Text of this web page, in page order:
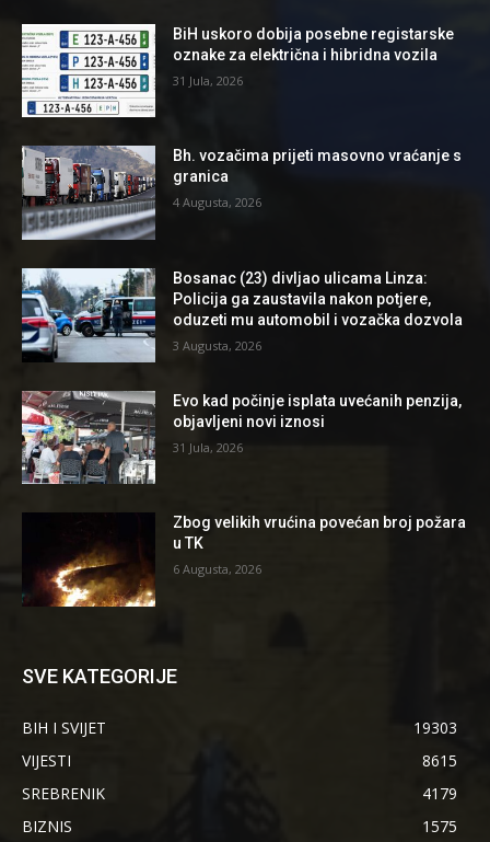
BiH uskoro dobija posebne registarske
oznake za električna i hibridna vozila
31 Jula, 2026
Bh. vozačima prijeti masovno vraćanje s
granica
4 Augusta, 2026
Bosanac (23) divljao ulicama Linza:
Policija ga zaustavila nakon potjere,
oduzeti mu automobil i vozačka dozvola
3 Augusta, 2026
Evo kad počinje isplata uvećanih penzija,
objavljeni novi iznosi
31 Jula, 2026
Zbog velikih vrućina povećan broj požara
u TK
6 Augusta, 2026
SVE KATEGORIJE
BIH I SVIJET
19303
VIJESTI
8615
SREBRENIK
4179
BIZNIS
1575